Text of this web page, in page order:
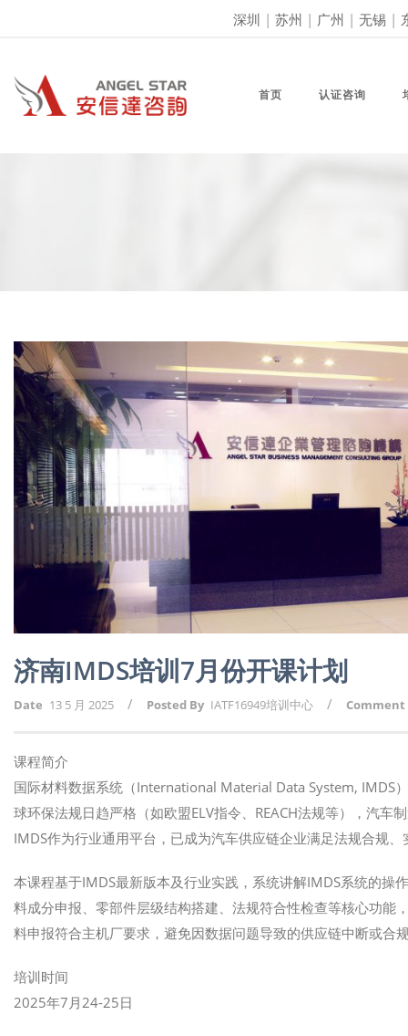
深圳 | 苏州 | 广州 | 无锡 |
首页 认证咨询
济南IMDS培训7月份开课计划
Date 13 5 月 2025 / Posted By IATF16949培训中心 / Comment
课程简介
国际材料数据系统（International Material Data System, IMDS
球环保法规日趋严格（如欧盟ELV指令、REACH法规等），汽
IMDS作为行业通用平台，已成为汽车供应链企业满足法规合规
本课程基于IMDS最新版本及行业实践，系统讲解IMDS系统的操
料成分申报、零部件层级结构搭建、法规符合性检查等核心功能
料申报符合主机厂要求，避免因数据问题导致的供应链中断或合
培训时间
2025年7月24-25日